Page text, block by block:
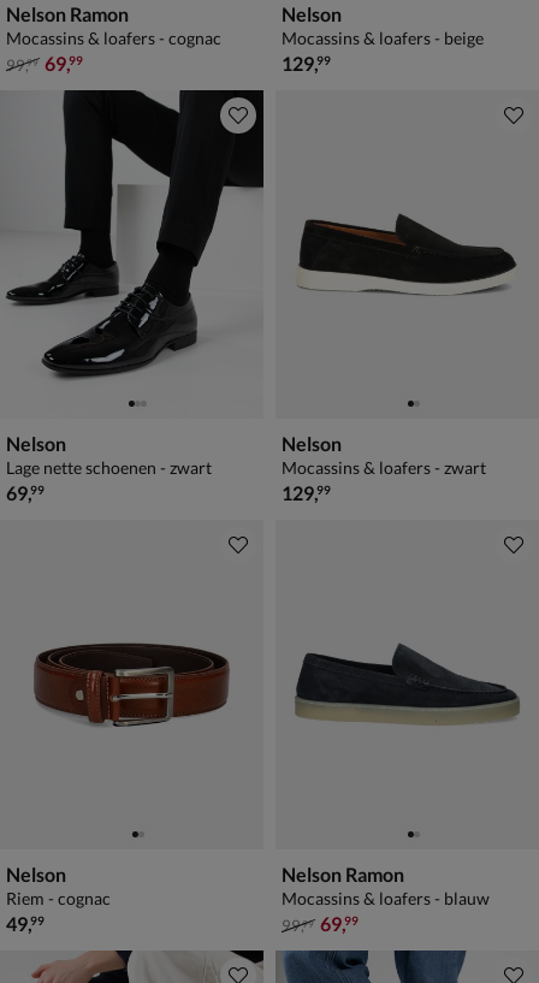
Nelson Ramon
Mocassins & loafers - cognac
van € 99,99 voor € 69,99
99,99 69,99
Nelson
Mocassins & loafers - beige
€ 129,99
129,99
Nelson
Lage nette schoenen - zwart
€ 69,99
69,99
Nelson
Mocassins & loafers - zwart
€ 129,99
129,99
Nelson
Riem - cognac
€ 49,99
49,99
Nelson Ramon
Mocassins & loafers - blauw
van € 99,99 voor € 69,99
99,99 69,99